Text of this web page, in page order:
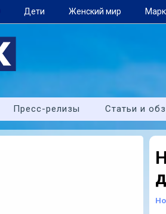
Дети Женский мир
Пресс-релизы Статьи и